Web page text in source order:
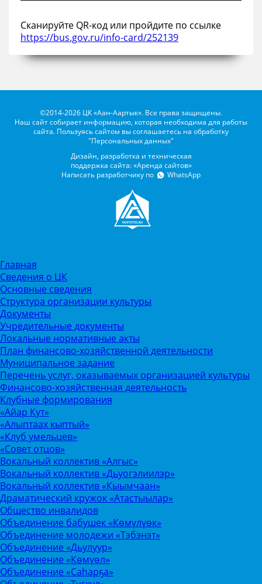
Сканируйте QR-код или пройдите по ссылке
https://bus.gov.ru/info-card/252139
©2014-2026 ЦК «Аан-Аартык». Все права защищены.
Наш сайт собирает информацию, которая необходима для работы
сайта. Пользуясь сайтом вы соглашаетесь на обработку
"Персональных данных"
Дизайн, разработка и техническая
поддержка сайта: «Аренда сайтов»
Написать разработчику по
WhatsApp
Главная
Сведения о ЦК
Основные сведения
Структура организации культуры
Документы
Учредительные документы
Локальные нормативные акты
План финансово-хозяйственной деятельности
Муниципальное задание
Перечень услуг, оказываемых организацией культуры
Финансово-хозяйственная деятельность
Клубные формирования
«Айар Кут»
«Алыптаах кыптый»
«Клуб умельцев»
«Совет отцов»
Вокальный коллектив «Алгыс»
Вокальный коллектив «Дьуогэлиилэр»
Вокальный коллектив «Кыымчаан»
Драматический кружок «Атастыылар»
Общество инвалидов
Объединение бабушек «Көмүлүөк»
Объединение молодежи «Тэбэнэт»
Объединение «Дьулуур»
Объединение «Көмүөл»
Объединение «Саhарҕа»